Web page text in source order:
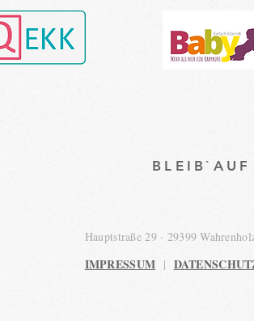
Hauptstraße 29 · 29399
IMPRESSUM |